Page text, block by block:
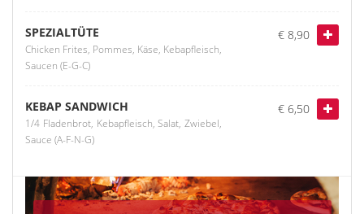
SPEZIALTÜTE
Chicken Frites, Pommes, Käse, Kebapfleisch,
Saucen (E-G-C)
€ 8,90
KEBAP SANDWICH
1/4 Fladenbrot, Kebapfleisch, Salat, Zwiebel,
Sauce (A-F-N-G)
€ 6,50